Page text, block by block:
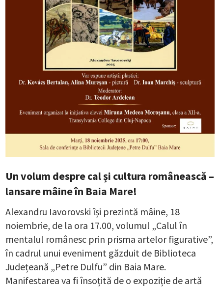
Un volum despre cal și cultura românească –
lansare mâine în Baia Mare!
Alexandru Iavorovski își prezintă mâine, 18
noiembrie, de la ora 17.00, volumul „Calul în
mentalul românesc prin prisma artelor figurative”,
în cadrul unui eveniment găzduit de Biblioteca
Județeană „Petre Dulfu” din Baia Mare.
Manifestarea va fi însoțită de o expoziție de artă